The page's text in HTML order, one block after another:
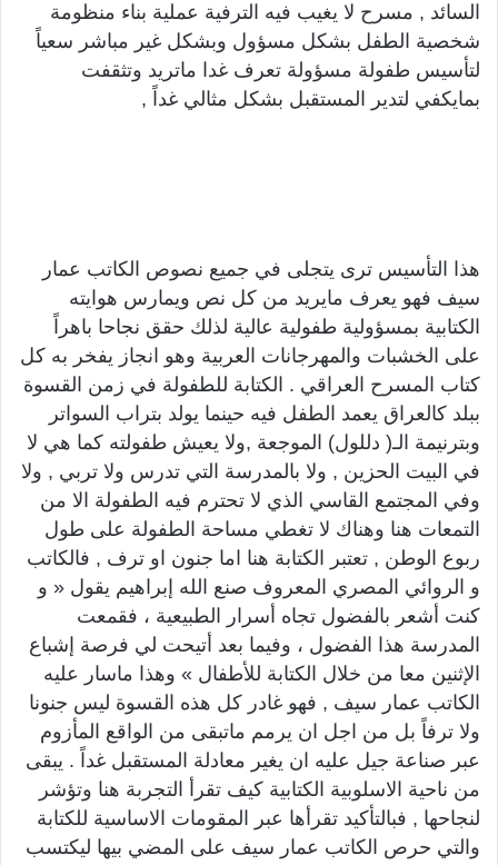
السائد , مسرح لا يغيب فيه الترفية عملية بناء منظومة
شخصية الطفل بشكل مسؤول وبشكل غير مباشر سعياً
لتأسيس طفولة مسؤولة تعرف غدا ماتريد وتثقفت
بمايكفي لتدير المستقبل بشكل مثالي غداً ,
هذا التأسيس ترى يتجلى في جميع نصوص الكاتب عمار
سيف فهو يعرف مايريد من كل نص ويمارس هوايته
الكتابية بمسؤولية طفولية عالية لذلك حقق نجاحا باهراً
على الخشبات والمهرجانات العربية وهو انجاز يفخر به كل
كتاب المسرح العراقي . الكتابة للطفولة في زمن القسوة
ببلد كالعراق يعمد الطفل فيه حينما يولد بتراب السواتر
وبترنيمة الـ( دللول) الموجعة ,ولا يعيش طفولته كما هي لا
في البيت الحزين , ولا بالمدرسة التي تدرس ولا تربي , ولا
وفي المجتمع القاسي الذي لا تحترم فيه الطفولة الا من
التمعات هنا وهناك لا تغطي مساحة الطفولة على طول
ربوع الوطن , تعتبر الكتابة هنا اما جنون او ترف , فالكاتب
و الروائي المصري المعروف صنع الله إبراهيم يقول « و
كنت أشعر بالفضول تجاه أسرار الطبيعية ، فقمعت
المدرسة هذا الفضول ، وفيما بعد أتيحت لي فرصة إشباع
الإثنين معا من خلال الكتابة للأطفال » وهذا ماسار عليه
الكاتب عمار سيف , فهو غادر كل هذه القسوة ليس جنونا
ولا ترفاً بل من اجل ان يرمم ماتبقى من الواقع المأزوم
عبر صناعة جيل عليه ان يغير معادلة المستقبل غداً . يبقى
من ناحية الاسلوبية الكتابية كيف تقرأ التجربة هنا وتؤشر
لنجاحها , فبالتأكيد تقرأها عبر المقومات الاساسية للكتابة
والتي حرص الكاتب عمار سيف على المضي بيها ليكتسب